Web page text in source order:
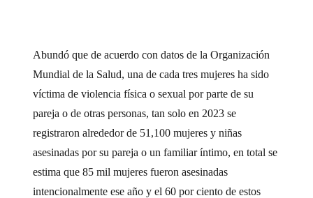
Abundó que de acuerdo con datos de la Organización
Mundial de la Salud, una de cada tres mujeres ha sido
víctima de violencia física o sexual por parte de su
pareja o de otras personas, tan solo en 2023 se
registraron alrededor de 51,100 mujeres y niñas
asesinadas por su pareja o un familiar íntimo, en total se
estima que 85 mil mujeres fueron asesinadas
intencionalmente ese año y el 60 por ciento de estos